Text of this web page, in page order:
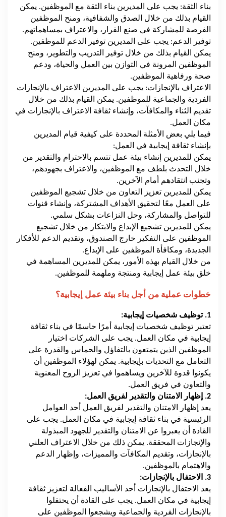
بناء الثقة: يجب على المديرين بناء الثقة مع الموظفين. يمكن
القيام بذلك من خلال الصدق والشفافية، ومنح الموظفين
الفرصة للمشاركة في صنع القرار، والاعتراف بمساهماتهم.
توفير الدعم: يجب على المديرين توفير الدعم للموظفين.
يمكن القيام بذلك من خلال توفير التدريب والتطوير، ومنح
الموظفين المرونة في التوازن بين العمل والحياة، ودعم
صحة ورفاهية الموظفين.
الاعتراف بالإنجازات: يجب على المديرين الاعتراف بالإنجازات
الفردية والجماعية للموظفين. يمكن القيام بذلك من خلال
تقديم الثناء والمكافآت، وإنشاء ثقافة الاعتراف بالإنجازات في
مكان العمل.
فيما يلي بعض الأمثلة المحددة على كيفية قيام المديرين
بإنشاء ثقافة إيجابية في العمل:
يمكن للمديرين إنشاء بيئة عمل تتسم بالاحترام والتقدير من
خلال التحدث بلطف مع الموظفين، والاعتراف بجهودهم،
وتجنب انتقادهم أمام الآخرين.
يمكن للمديرين تعزيز التعاون من خلال تشجيع الموظفين
على العمل معًا لتحقيق الأهداف المشتركة، وإنشاء قنوات
للتواصل والمشاركة، وحل النزاعات بشكل سلمي.
يمكن للمديرين تشجيع الإبداع والابتكار من خلال تشجيع
الموظفين على التفكير خارج الصندوق، وتقديم الدعم للأفكار
الجديدة، ومكافأة الموظفين على الإبداع.
من خلال القيام بهذه الأمور، يمكن للمديرين المساهمة في
خلق بيئة عمل إيجابية ومنتجة وملهمة للموظفين.
خطوات عملية من أجل بناء بيئة عمل إيجابية؟
1. توظيف شخصيات إيجابية:
تعتبر توظيف شخصيات إيجابية أمرًا حاسمًا في بناء ثقافة
إيجابية في مكان العمل. يجب على الشركات اختيار
الموظفين الذين يتمتعون بالتفاؤل والحماس والقدرة على
التعامل مع التحديات بإيجابية. يمكن لهؤلاء الموظفين أن
يكونوا قدوة للآخرين ويساهموا في تعزيز الروح المعنوية
والتعاون في فريق العمل.
2. إظهار الامتنان والتقدير لفريق العمل:
يعد إظهار الامتنان والتقدير لفريق العمل أحد العوامل
الرئيسية في بناء ثقافة إيجابية في مكان العمل. يجب على
القادة أن يعبروا عن الامتنان والتقدير للجهود المبذولة
والإنجازات المحققة. يمكن ذلك من خلال الاعتراف العلني
بالإنجازات، وتقديم المكافآت والمميزات، وإظهار الدعم
والاهتمام بالموظفين.
3. الاحتفال بالإنجازات:
يعد الاحتفال بالإنجازات أحد الأساليب الفعالة لتعزيز ثقافة
إيجابية في مكان العمل. يجب على القادة أن يحتفلوا
بالإنجازات الفردية والجماعية ويشجعوا الموظفين على